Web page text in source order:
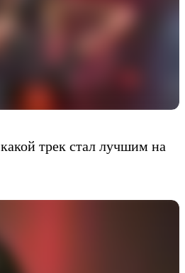
какой трек стал лучшим на